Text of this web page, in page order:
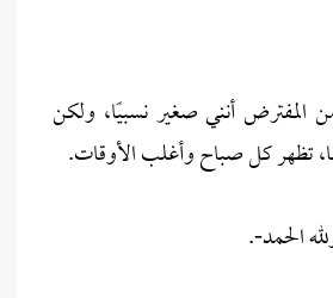
ومن المفترض أنني صغير نسبيًا، ولكن
تظهر كل صباح وأغلب الأوقات.
الحمد-.